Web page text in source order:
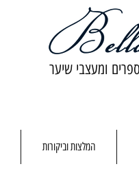
ומעצבי שיער
המלצות וביקורות